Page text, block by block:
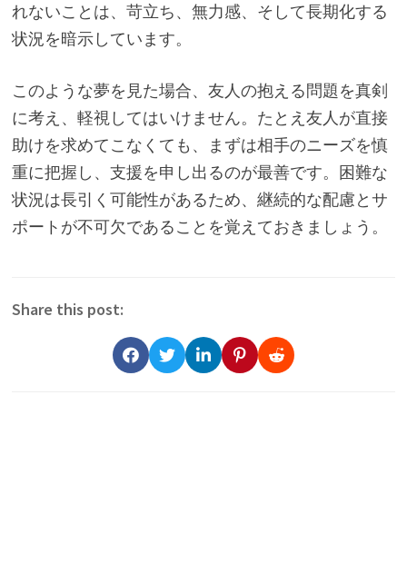
れないことは、苛立ち、無力感、そして長期化する
状況を暗示しています。
このような夢を見た場合、友人の抱える問題を真剣
に考え、軽視してはいけません。たとえ友人が直接
助けを求めてこなくても、まずは相手のニーズを慎
重に把握し、支援を申し出るのが最善です。困難な
状況は長引く可能性があるため、継続的な配慮とサ
ポートが不可欠であることを覚えておきましょう。
Share this post: